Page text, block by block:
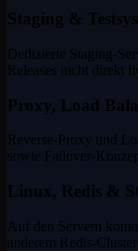
Staging &
Dedizierte Staging-
Releases nicht direkt
Proxy, Load
Reverse-Proxy und
sowie Failover-
Linux, Redis &
Auf den Servern
anderem Redis-